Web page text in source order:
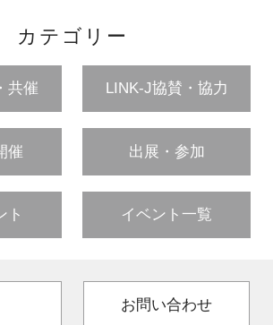
カテゴリー
共催 LINK-J協賛・協力
催 出展・参加
ト イベント一覧
お問い合わせ